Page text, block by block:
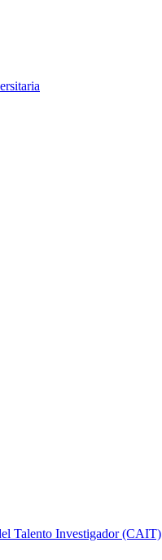
Talento Investigador (CAIT)